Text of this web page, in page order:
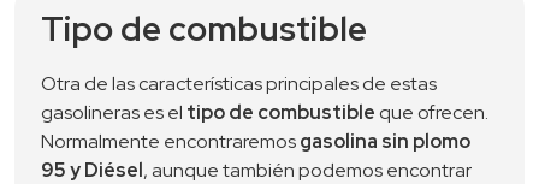
Tipo de combustible
Otra de las características principales de estas
gasolineras es el tipo de combustible que ofrecen.
Normalmente encontraremos gasolina sin plomo
95 y Diésel, aunque también podemos encontrar